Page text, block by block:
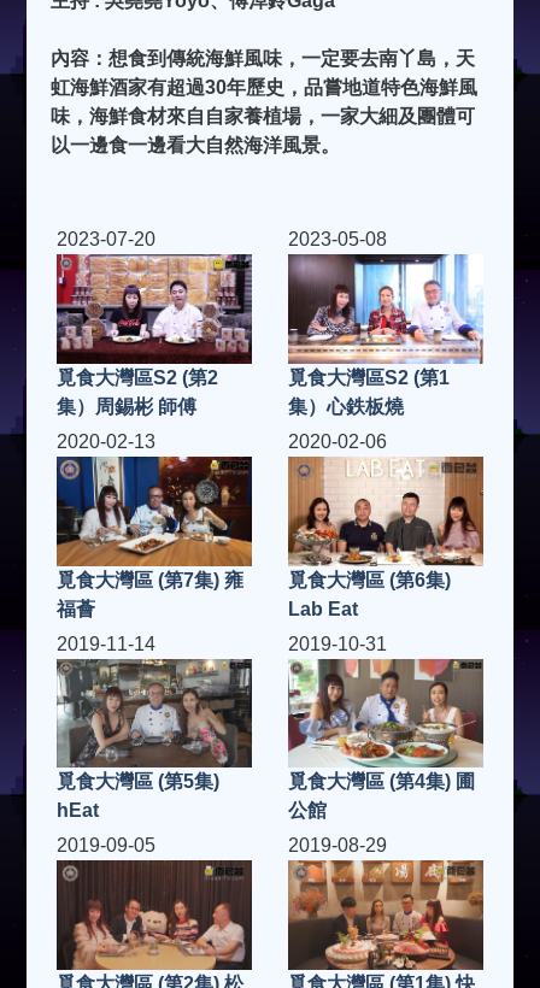
內容：想食到傳統海鮮風味，一定要去南丫島，天
虹海鮮酒家有超過30年歷史，品嘗地道特色海鮮風
味，海鮮食材來自自家養植場，一家大細及團體可
以一邊食一邊看大自然海洋風景。
2023-07-20
覓食大灣區S2 (第2
集）周錫彬 師傅
2023-05-08
覓食大灣區S2 (第1
集）心鉄板燒
2020-02-13
覓食大灣區 (第7集) 雍
福薈
2020-02-06
覓食大灣區 (第6集)
Lab Eat
2019-11-14
覓食大灣區 (第5集)
hEat
2019-10-31
覓食大灣區 (第4集) 圃
公館
2019-09-05
覓食大灣區 (第2集) 松
2019-08-29
覓食大灣區 (第1集) 快